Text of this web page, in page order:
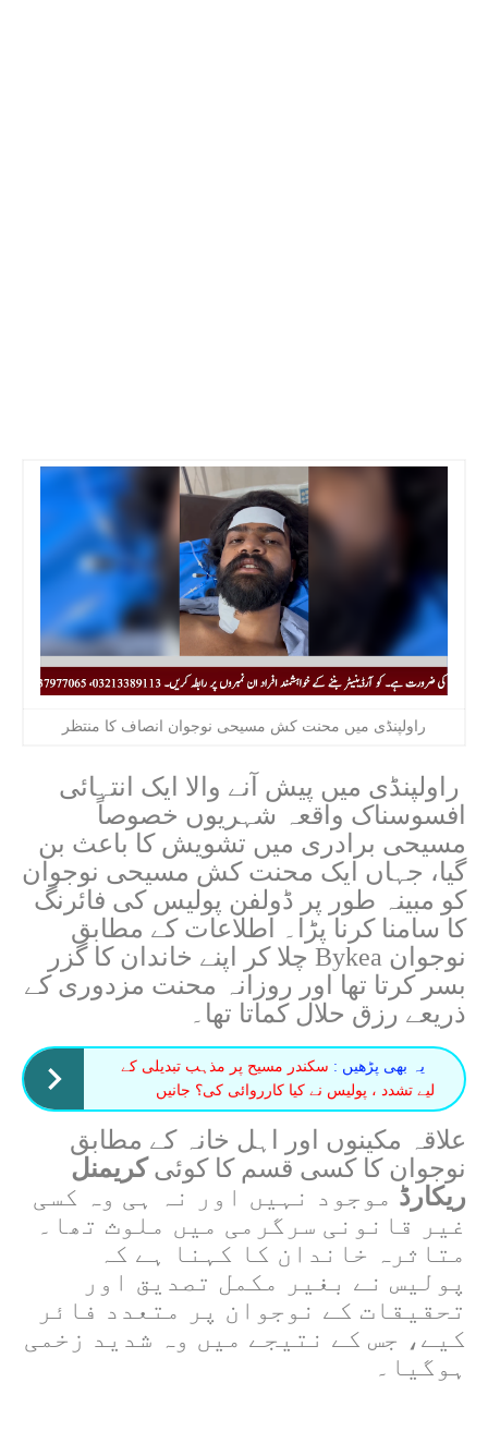
راولپنڈی میں محنت کش مسیحی نوجوان انصاف کا منتظر
راولپنڈی میں پیش آنے والا ایک انتہائی
افسوسناک واقعہ شہریوں خصوصاً
مسیحی برادری میں تشویش کا باعث بن
گیا، جہاں ایک محنت کش مسیحی نوجوان
کو مبینہ طور پر ڈولفن پولیس کی فائرنگ
کا سامنا کرنا پڑا۔ اطلاعات کے مطابق
نوجوان Bykea چلا کر اپنے خاندان کا گزر
بسر کرتا تھا اور روزانہ محنت مزدوری کے
ذریعے رزق حلال کماتا تھا۔
یہ بھی پڑھیں : سکندر مسیح پر مذہب تبدیلی کے
لیے تشدد ، پولیس نے کیا کارروائی کی؟ جانیں
علاقہ مکینوں اور اہل خانہ کے مطابق
نوجوان کا کسی قسم کا کوئیکریمنل
ریکارڈ موجود نہیں اور نہ ہی وہ کسی
غیر قانونی سرگرمی میں ملوث تھا۔
متاثرہ خاندان کا کہنا ہے کہ
پولیس نے بغیر مکمل تصدیق اور
تحقیقات کے نوجوان پر متعدد فائر
کیے، جس کے نتیجے میں وہ شدید زخمی
ہوگیا۔